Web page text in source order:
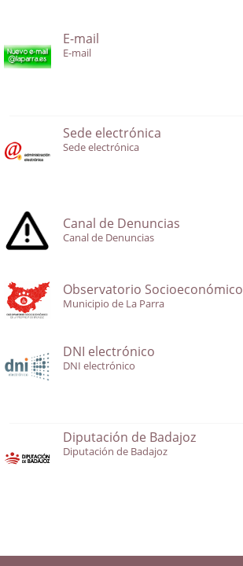
E-mail
E-mail
Sede electrónica
Sede electrónica
Canal de Denuncias
Canal de Denuncias
Observatorio Socioeconómico
Municipio de La Parra
DNI electrónico
DNI electrónico
Diputación de Badajoz
Diputación de Badajoz